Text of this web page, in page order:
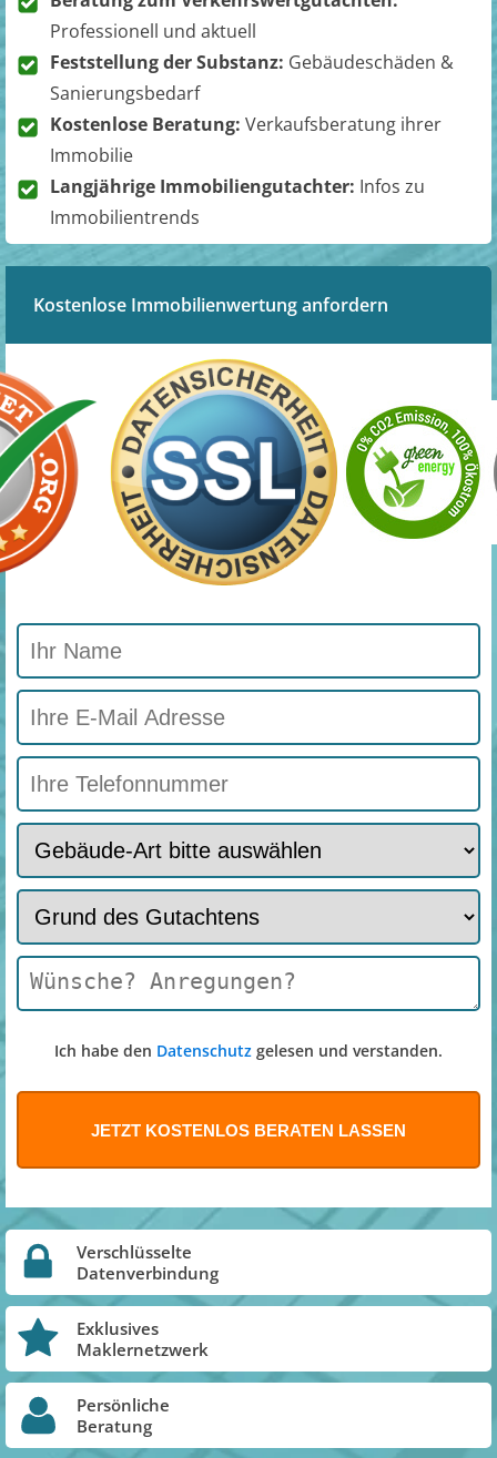
Professionell und aktuell
Feststellung der Substanz: Gebäudeschäden &
Sanierungsbedarf
Kostenlose Beratung: Verkaufsberatung ihrer
Immobilie
Langjährige Immobiliengutachter: Infos zu
Immobilientrends
Kostenlose Immobilienwertung anfordern
Ich habe den Datenschutz gelesen und verstanden.
Verschlüsselte
Datenverbindung
Exklusives
Maklernetzwerk
Persönliche
Beratung